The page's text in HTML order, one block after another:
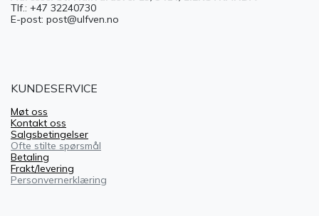
Tlf.: +47 32240730
E-post: post@ulfven.no
KUNDESERVICE
Møt oss
Kontakt oss
Salgsbetingelser
Ofte stilte spørsmål
Betaling
Frakt/levering
Personvernerklæring